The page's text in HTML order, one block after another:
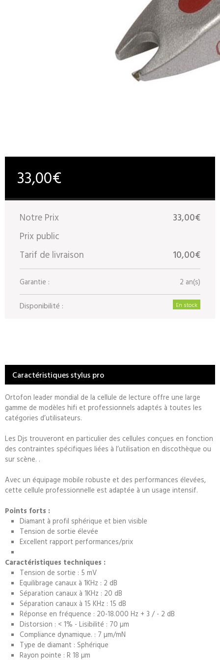
33,00€
Notre Prix
33,00€
Prix public
Tarif de livraison
10,00€
Garantie : 2 an(s)
Disponibilité : En stock
Caractéristiques stylus pro
Ortofon leader mondial de la cellule de lecture offre une large
gamme de modèles hifi et professionnels adaptés à toutes les
catégories d’utilisateurs.
Les Djs trouveront en particulier des cellules conçues en fonction
des contraintes spécifiques liées à l’utilisation en discothèque ou
sur scène. .
Avec un équipage mobile robuste et des performances élevées,
cette cellule professionnelle est adaptée à un usage intensif.
Points forts :
Diamant à profil sphérique et bien visible
Tension de sortie élevée
Excellent rapport performances/prix
Caractéristiques techniques :
Tension de sortie : 5 mV
Equilibrage canaux à 1KHz : 2 dB
Séparation canaux à 1KHz : 20 dB
Séparation canaux à 15 KHz : 15 dB
Réponse en fréquence : 20-18.000 Hz + 3 / - 2 dB
Distorsion : < 1% - Lisibilité : 70 µm
Compliance dynamique. : 7 µm/mN
Type de diamant : Sphérique
Rayon pointe : R 18 µm